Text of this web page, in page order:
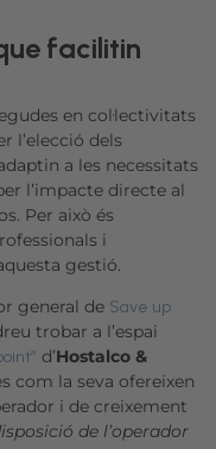
facilitin
en col·lectivitats
l’elecció dels
a les necessitats
l’impacte directe al
Per això és
i
gestió.
general de Save up
trobar a l’espai
d’Hostalco &
com la seva ofereixen
i de creixement
de l’operador